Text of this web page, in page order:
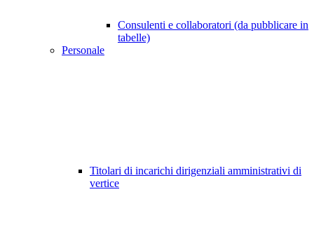
Consulenti e collaboratori (da pubblicare in
tabelle)
Personale
Titolari di incarichi dirigenziali amministrativi di
vertice